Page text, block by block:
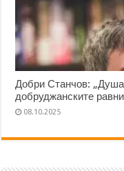
Добри Станчов:
добруджанските
08.10.2025